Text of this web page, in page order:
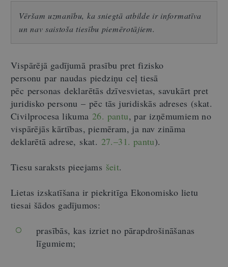
Vēršam uzmanību, ka sniegtā atbilde ir informatīva
un nav saistoša tiesību piemērotājiem.
Vispārējā gadījumā prasību pret fizisko
personu par naudas piedziņu ceļ tiesā
pēc personas deklarētās dzīvesvietas, savukārt pret
juridisko personu– pēc tās juridiskās adreses (skat.
Civilprocesa likuma 26. pantu, par izņēmumiem no
vispārējās kārtības, piemēram, ja nav zināma
deklarētā adrese, skat. 27.–31. pantu).
Tiesu saraksts pieejams šeit.
Lietas izskatīšana ir piekritīga Ekonomisko lietu
tiesai šādos gadījumos:
prasībās, kas izriet no pārapdrošināšanas
līgumiem;